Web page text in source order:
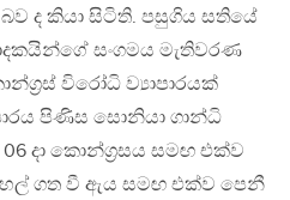
ද කියා සිටිති. පසුගිය සතියේ
සංගමය මැතිවරණ
විරෝධි ව්‍යාපාරයක්
පිණිස සොනියා ගාන්ධි
දා කොන්ග්‍රසය සමඟ එක්ව
ගත වී ඇය සමඟ එක්ව පෙනී